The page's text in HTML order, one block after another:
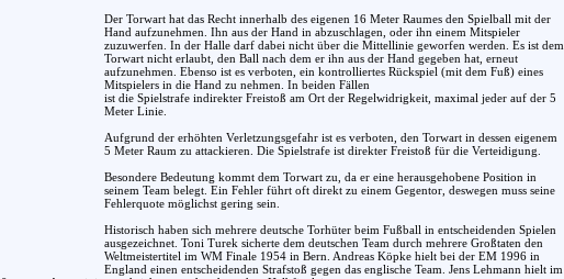
Der Torwart hat das Recht innerhalb des eigenen 16 Meter Raumes den Spielball mit der
Hand aufzunehmen. Ihn aus der Hand in abzuschlagen, oder ihn einem Mitspieler
zuzuwerfen. In der Halle darf dabei nicht über die Mittellinie geworfen werden. Es ist dem
Torwart nicht erlaubt, den Ball nach dem er ihn aus der Hand gegeben hat, erneut
aufzunehmen. Ebenso ist es verboten, ein kontrolliertes Rückspiel (mit dem Fuß) eines
Mitspielers in die Hand zu nehmen. In beiden Fällen
ist die Spielstrafe indirekter Freistoß am Ort der Regelwidrigkeit, maximal jeder auf der 5
Meter Linie.
Aufgrund der erhöhten Verletzungsgefahr ist es verboten, den Torwart in dessen eigenem
5 Meter Raum zu attackieren. Die Spielstrafe ist direkter Freistoß für die Verteidigung.
Besondere Bedeutung kommt dem Torwart zu, da er eine herausgehobene Position in
seinem Team belegt. Ein Fehler führt oft direkt zu einem Gegentor, deswegen muss seine
Fehlerquote möglichst gering sein.
Historisch haben sich mehrere deutsche Torhüter beim Fußball in entscheidenden Spielen
ausgezeichnet. Toni Turek sicherte dem deutschen Team durch mehrere Großtaten den
Weltmeistertitel im WM Finale 1954 in Bern. Andreas Köpke hielt bei der EM 1996 in
England einen entscheidenden Strafstoß gegen das englische Team. Jens Lehmann hielt im